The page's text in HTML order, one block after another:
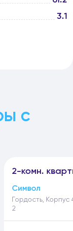
3.1
с
2-комн.
Символ
Гордость,
2